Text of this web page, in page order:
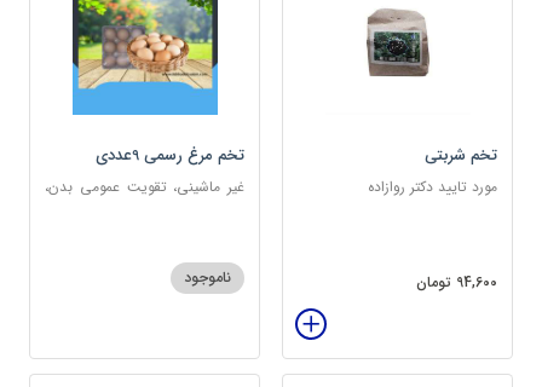
تخم شربتی
مورد تایید دکتر روازاده
94,600 تومان
تخم مرغ رسمی 9عددی
غیر ماشینی، تقویت عمومی بدن،
ناموجود